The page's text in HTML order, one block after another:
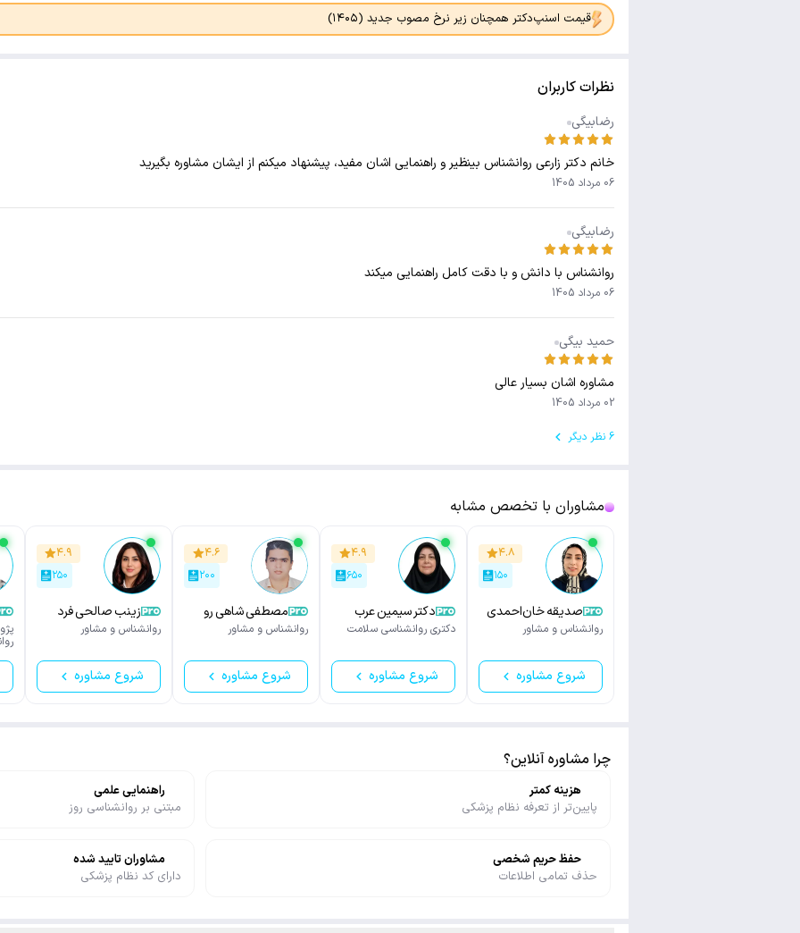
قیمت اسنپ‌دکتر همچنان زیر نرخ مصوب جدید (۱۴۰۵)
نظرات کاربران
رضابیگی
خانم دکتر زارعی روانشناس بینظیر و راهنمایی اشان مفید، پیشنهاد میکنم از ایشان مشاوره بگیرید
06 مرداد 1405
رضابیگی
روانشناس با دانش و با دقت کامل راهنمایی میکند
06 مرداد 1405
حمید بیگی
مشاوره اشان بسیار عالی
02 مرداد 1405
6 نظر دیگر
مشاوران با تخصص مشابه
۴.۸
۱۵۰
صدیقه خان‌احمدی
روانشناس و مشاور
شروع مشاوره
۴.۹
۶۵۰
دکتر سیمین عرب
دکتری روانشناسی سلامت
شروع مشاوره
۴.۶
۲۰۰
مصطفی شاهی رو
روانشناس و مشاور
شروع مشاوره
۴.۹
۲۵۰
زینب صالحی فرد
روانشناس و مشاور
شروع مشاوره
چرا مشاوره آنلاین؟
هزینه کمتر
پایین‌تر از تعرفه نظام پزشکی
راهنمایی علمی
مبتنی بر روانشناسی روز
حفظ حریم شخصی
حذف تمامی اطلاعات
مشاوران تایید شده
دارای کد نظام پزشکی